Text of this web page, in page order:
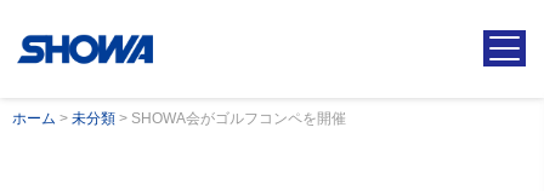
ホーム > 未分類 > SHOWA会がゴルフコンペを開催